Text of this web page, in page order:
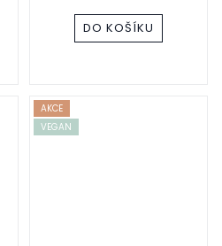
DO KOŠÍKU
AKCE
VEGAN